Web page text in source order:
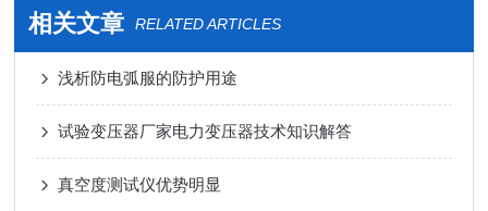
相关文章 RELATED ARTICLES
浅析防电弧服的防护用途
试验变压器厂家电力变压器技术知识解答
真空度测试仪优势明显